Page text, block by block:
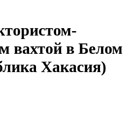
вахтой в Белом
Хакасия)